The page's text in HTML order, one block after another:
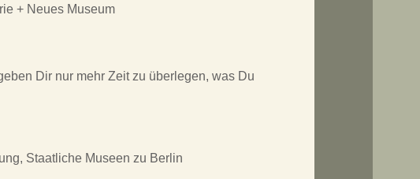
+ Neues Museum
Dir nur mehr Zeit zu überlegen, was Du
Staatliche Museen zu Berlin